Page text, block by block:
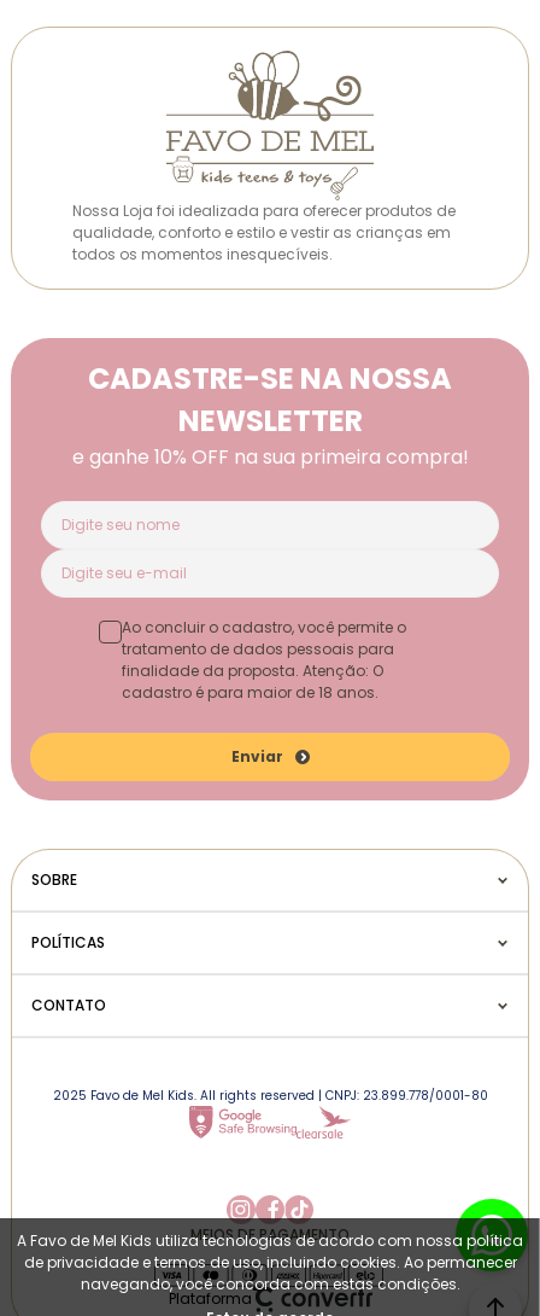
Nossa Loja foi idealizada para oferecer produtos de
qualidade, conforto e estilo e vestir as crianças em
todos os momentos inesquecíveis.
CADASTRE-SE NA NOSSA
NEWSLETTER
e ganhe 10% OFF na sua primeira compra!
Enviar
Ao concluir o cadastro, você permite o
tratamento de dados pessoais para
finalidade da proposta. Atenção: O
cadastro é para maior de 18 anos.
SOBRE
POLÍTICAS
CONTATO
2025 Favo de Mel Kids. All rights reserved | CNPJ: 23.899.778/0001-80
MEIOS DE PAGAMENTO
Plataforma
A Favo de Mel Kids utiliza tecnologias de acordo com nossa política
de privacidade e termos de uso, incluindo cookies. Ao permanecer
navegando, você concorda com estas condições.